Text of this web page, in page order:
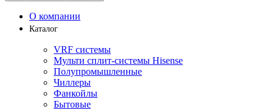
О компании
Каталог
VRF системы
Мульти сплит-системы Hisense
Полупромышленные
Чиллеры
Фанкойлы
Бытовые